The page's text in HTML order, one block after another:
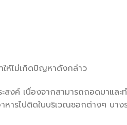
ให้ไม่เกิดปัญหาดังกล่าว
สงค์ เนื่องจากสามารถถอดมาแล
หารไปติดในบริเวณซอกต่างๆ บ